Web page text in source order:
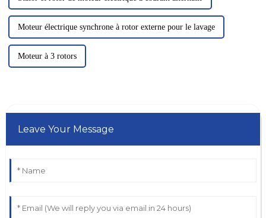
Moteur électrique synchrone à rotor externe pour le lavage
Moteur à 3 rotors
Leave Your Message